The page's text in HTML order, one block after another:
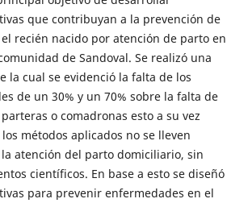
que contribuyan a la prevención de
recién nacido por atención de parto en
de Sandoval. Se realizó una
la cual se evidenció la falta de los
de un 30% y un 70% sobre la falta de
o comadronas esto a su vez
métodos aplicados no se lleven
atención del parto domiciliario, sin
científicos. En base a esto se diseñó
para prevenir enfermedades en el